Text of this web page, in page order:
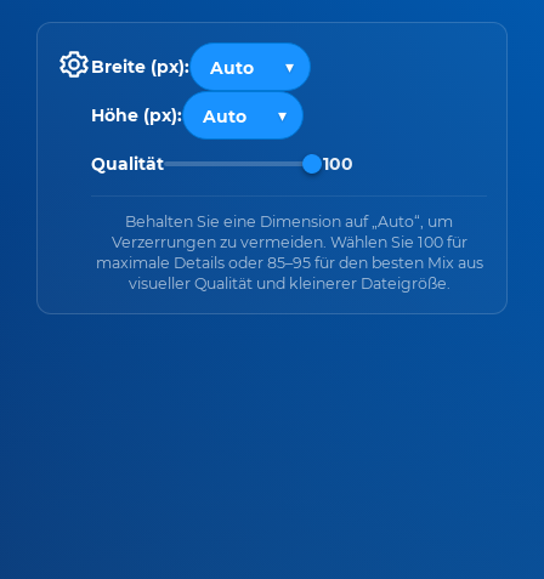
Breite (px):
Höhe (px):
Qualität 100
Behalten Sie eine Dimension auf „Auto“, um
Verzerrungen zu vermeiden. Wählen Sie 100 für
maximale Details oder 85–95 für den besten Mix aus
visueller Qualität und kleinerer Dateigröße.